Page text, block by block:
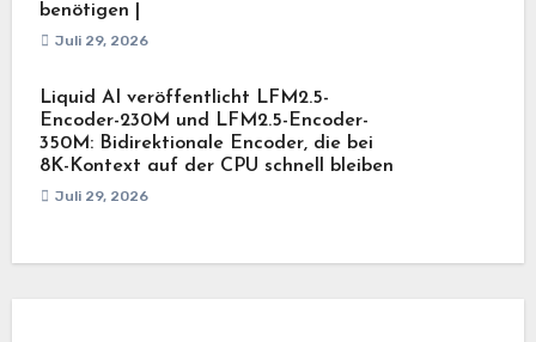
benötigen |
Juli 29, 2026
Liquid AI veröffentlicht LFM2.5-
Encoder-230M und LFM2.5-Encoder-
350M: Bidirektionale Encoder, die bei
8K-Kontext auf der CPU schnell bleiben
Juli 29, 2026